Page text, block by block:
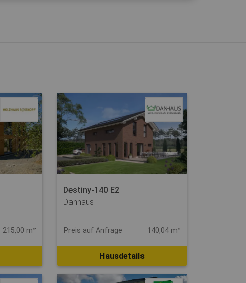
215,00 m²
Destiny-140 E2
Danhaus
Preis auf Anfrage 140,04 m²
Hausdetails